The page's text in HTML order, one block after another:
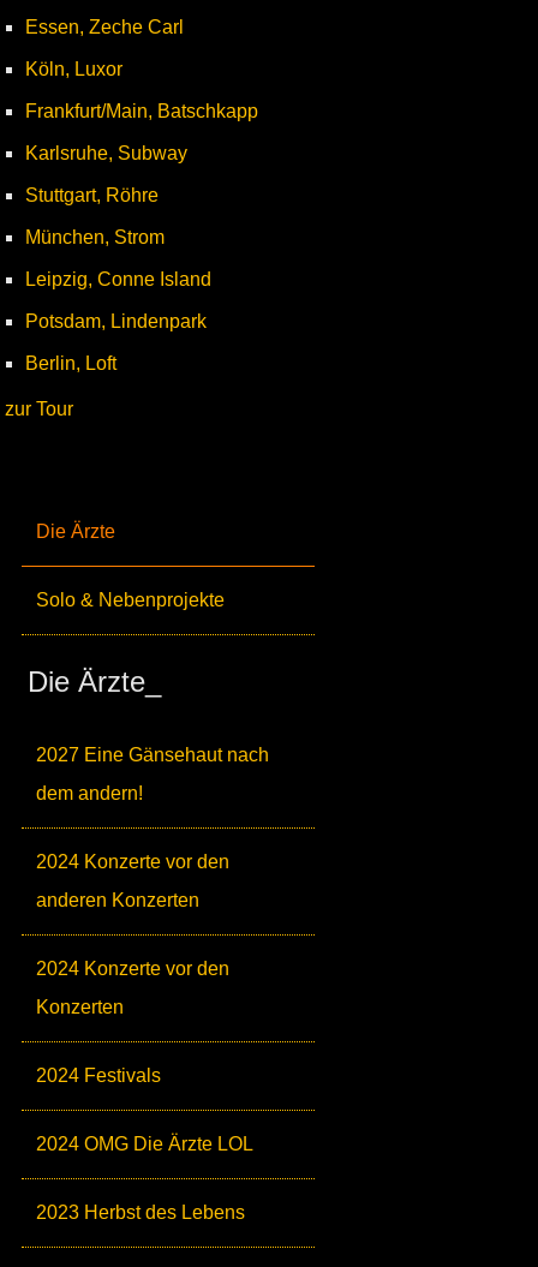
Die Ärzte
Solo & Nebenprojekte
Die Ärzte_
2027 Eine Gänsehaut nach
dem andern!
2024 Konzerte vor den
anderen Konzerten
2024 Konzerte vor den
Konzerten
2024 Festivals
2024 OMG Die Ärzte LOL
2023 Herbst des Lebens
Essen, Zeche Carl
Köln, Luxor
Frankfurt/Main, Batschkapp
Karlsruhe, Subway
Stuttgart, Röhre
München, Strom
Leipzig, Conne Island
Potsdam, Lindenpark
Berlin, Loft
zur Tour